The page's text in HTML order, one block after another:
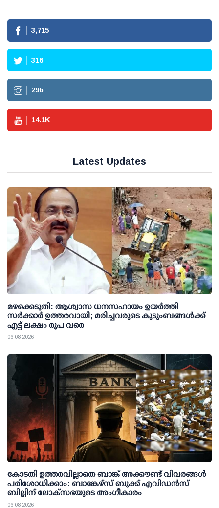
3,715
316
296
14.1K
Latest Updates
മഴക്കെടുതി: ആശ്വാസ ധനസഹായം ഉയര്‍ത്തി
സര്‍ക്കാര്‍ ഉത്തരവായി; മരിച്ചവരുടെ കുടുംബങ്ങള്‍ക്ക്
എട്ട് ലക്ഷം രൂപ വരെ
06 08 2026
കോടതി ഉത്തരവില്ലാതെ ബാങ്ക് അക്കൗണ്ട് വിവരങ്ങള്‍
പരിശോധിക്കാം: ബാങ്കേഴ്സ് ബുക്ക് എവിഡന്‍സ്
ബില്ലിന് ലോക്സഭയുടെ അംഗീകാരം
06 08 2026